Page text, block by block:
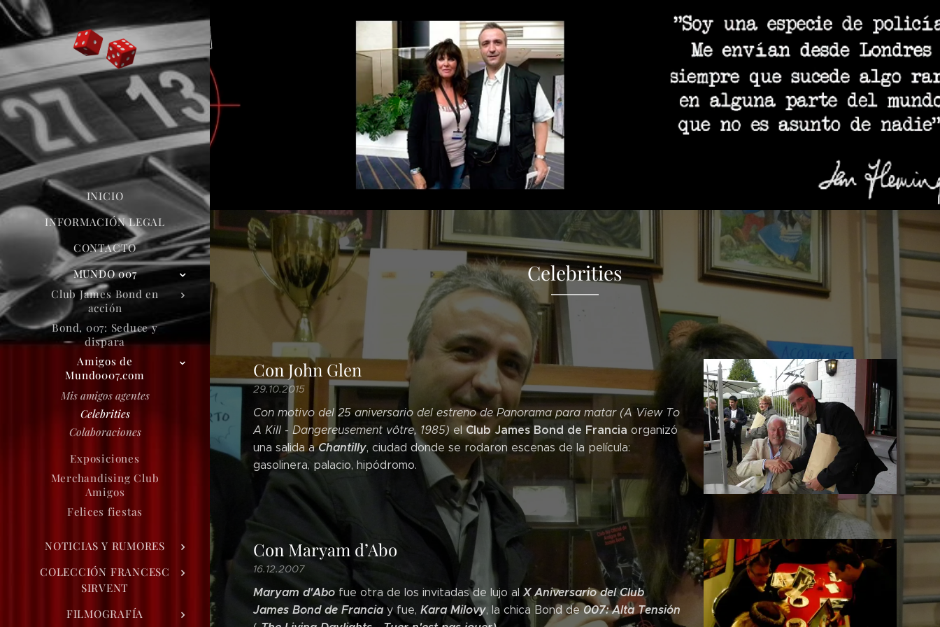
INICIO
INFORMACIÓN LEGAL
CONTACTO
MUNDO 007
Club James Bond en
acción
Bond, 007: Seduce y
dispara
Amigos de
Mundo007.com
Mis amigos agentes
Celebrities
Colaboraciones
Exposiciones
Merchandising Club
Amigos
Felices fiestas
NOTICIAS Y RUMORES
COLECCIÓN FRANCESC
SIRVENT
FILMOGRAFÍA
Celebrities
Con John Glen
29.10.2015
Con motivo del 25 aniversario del estreno de Panorama para matar (A View To
A Kill - Dangereusement vôtre, 1985) el Club James Bond de Francia organizó
una salida aChantilly, ciudad donde se rodaron escenas de la película:
gasolinera, palacio, hipódromo.
Con Maryam d’Abo
16.12.2007
Maryam d'Abo fue otra de los invitadas de lujo alX Aniversario del Club
James Bond de Franciay fue, Kara Milovy, la chica Bond de 007: Alta Tensión